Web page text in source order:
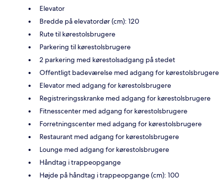
Elevator
Bredde på elevatordør (cm): 120
Rute til kørestolsbrugere
Parkering til kørestolsbrugere
2 parkering med kørestolsadgang på stedet
Offentligt badeværelse med adgang for kørestolsbrugere
Elevator med adgang for kørestolsbrugere
Registreringsskranke med adgang for kørestolsbrugere
Fitnesscenter med adgang for kørestolsbrugere
Forretningscenter med adgang for kørestolsbrugere
Restaurant med adgang for kørestolsbrugere
Lounge med adgang for kørestolsbrugere
Håndtag i trappeopgange
Højde på håndtag i trappeopgange (cm): 100